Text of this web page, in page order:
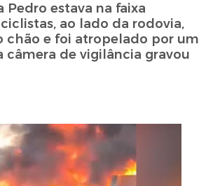
Pedro estava na faixa
ao lado da rodovia,
chão e foi atropelado por um
câmera de vigilância gravou